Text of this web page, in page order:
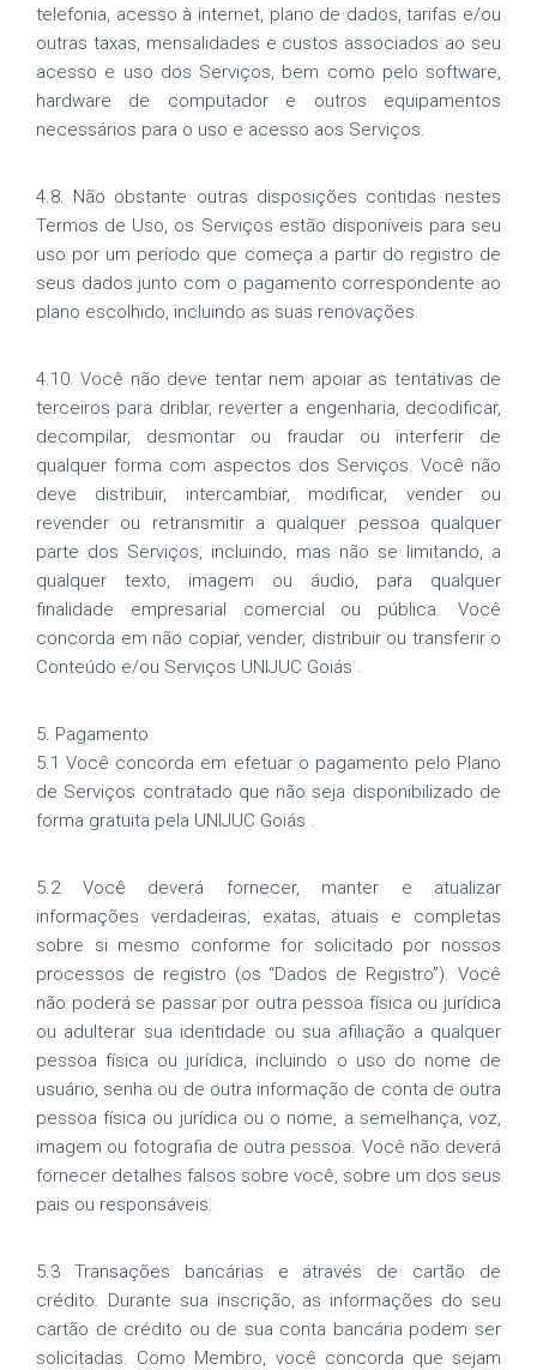
telefonia, acesso à internet, plano de dados, tarifas e/ou
outras taxas, mensalidades e custos associados ao seu
acesso e uso dos Serviços, bem como pelo software,
hardware de computador e outros equipamentos
necessários para o uso e acesso aos Serviços.
4.8. Não obstante outras disposições contidas nestes
Termos de Uso, os Serviços estão disponíveis para seu
uso por um período que começa a partir do registro de
seus dados junto com o pagamento correspondente ao
plano escolhido, incluindo as suas renovações.
4.10. Você não deve tentar nem apoiar as tentativas de
terceiros para driblar, reverter a engenharia, decodificar,
decompilar, desmontar ou fraudar ou interferir de
qualquer forma com aspectos dos Serviços. Você não
deve distribuir, intercambiar, modificar, vender ou
revender ou retransmitir a qualquer pessoa qualquer
parte dos Serviços, incluindo, mas não se limitando, a
qualquer texto, imagem ou áudio, para qualquer
finalidade empresarial comercial ou pública. Você
concorda em não copiar, vender, distribuir ou transferir o
Conteúdo e/ou Serviços UNIJUC Goiás .
5. Pagamento
5.1 Você concorda em efetuar o pagamento pelo Plano
de Serviços contratado que não seja disponibilizado de
forma gratuita pela UNIJUC Goiás .
5.2 Você deverá fornecer, manter e atualizar
informações verdadeiras, exatas, atuais e completas
sobre si mesmo conforme for solicitado por nossos
processos de registro (os “Dados de Registro”). Você
não poderá se passar por outra pessoa física ou jurídica
ou adulterar sua identidade ou sua afiliação a qualquer
pessoa física ou jurídica, incluindo o uso do nome de
usuário, senha ou de outra informação de conta de outra
pessoa física ou jurídica ou o nome, a semelhança, voz,
imagem ou fotografia de outra pessoa. Você não deverá
fornecer detalhes falsos sobre você, sobre um dos seus
pais ou responsáveis.
5.3 Transações bancárias e através de cartão de
crédito. Durante sua inscrição, as informações do seu
cartão de crédito ou de sua conta bancária podem ser
solicitadas. Como Membro, você concorda que sejam